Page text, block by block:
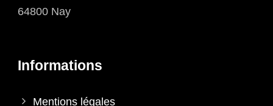
64800 Nay
Informations
Mentions légales